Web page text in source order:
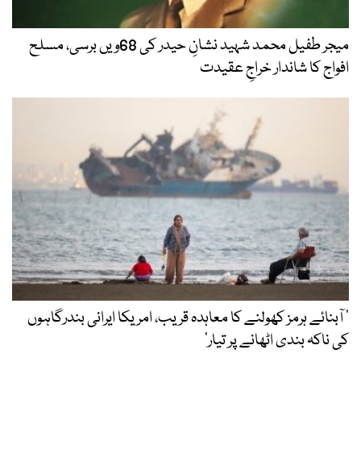
میجر طفیل محمد شہید نشانِ حیدر کی 68ویں برسی، مسلح
افواج کا شاندار خراجِ عقیدت
’ آبنائے ہرمز کھولنے کا معاہدہ قریب، امریکا ایرانی بندرگاہوں
کی ناکہ بندی اٹھانے پر تیار‘